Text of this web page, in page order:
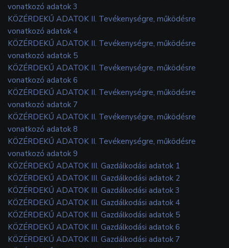
vonatkozó adatok 3
KÖZÉRDEKŰ ADATOK II. Tevékenységre, működésre
vonatkozó adatok 4
KÖZÉRDEKŰ ADATOK II. Tevékenységre, működésre
vonatkozó adatok 5
KÖZÉRDEKŰ ADATOK II. Tevékenységre, működésre
vonatkozó adatok 6
KÖZÉRDEKŰ ADATOK II. Tevékenységre, működésre
vonatkozó adatok 7
KÖZÉRDEKŰ ADATOK II. Tevékenységre, működésre
vonatkozó adatok 8
KÖZÉRDEKŰ ADATOK II. Tevékenységre, működésre
vonatkozó adatok 9
KÖZÉRDEKŰ ADATOK III. Gazdálkodási adatok 1
KÖZÉRDEKŰ ADATOK III. Gazdálkodási adatok 2
KÖZÉRDEKŰ ADATOK III. Gazdálkodási adatok 3
KÖZÉRDEKŰ ADATOK III. Gazdálkodási adatok 4
KÖZÉRDEKŰ ADATOK III. Gazdálkodási adatok 5
KÖZÉRDEKŰ ADATOK III. Gazdálkodási adatok 6
KÖZÉRDEKŰ ADATOK III. Gazdálkodási adatok 7